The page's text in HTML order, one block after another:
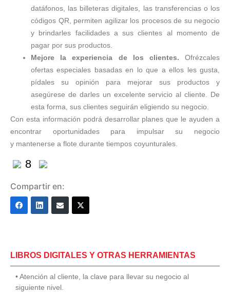
datáfonos, las billeteras digitales, las transferencias o los
códigos QR, permiten agilizar los procesos de su negocio
y brindarles facilidades a sus clientes al momento de
pagar por sus productos.
Mejore la experiencia de los clientes. Ofrézcales
ofertas especiales basadas en lo que a ellos les gusta,
pídales su opinión para mejorar sus productos y
asegúrese de darles un excelente servicio al cliente. De
esta forma, sus clientes seguirán eligiendo su negocio.
Con esta información podrá desarrollar planes que le ayuden a
encontrar oportunidades para impulsar su negocio
y mantenerse a flote durante tiempos coyunturales.
8
Compartir en:
LIBROS DIGITALES Y OTRAS HERRAMIENTAS
• Atención al cliente, la clave para llevar su negocio al
siguiente nivel.